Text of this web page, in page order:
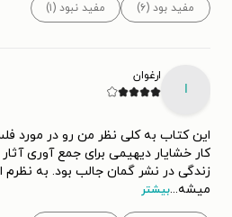
مفید بود (۶) مفید نبود (۱)
ا
ارغوان
این کتاب به کلی نظر من رو در مورد
کار خشایار دیهیمی برای جمع آوری
زندگی در نشر گمان جالب بود. به نظرم
میشه...بیشتر